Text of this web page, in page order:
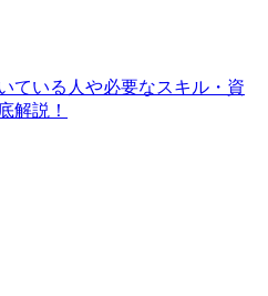
ている人や必要なスキル・資
解説！